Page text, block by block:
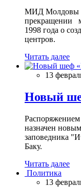
МИД Молдовы
прекращении
1998 года о
центров.
Читать далее
13
Новый
назначен
заповедника
Баку.
Читать далее
Политика
13